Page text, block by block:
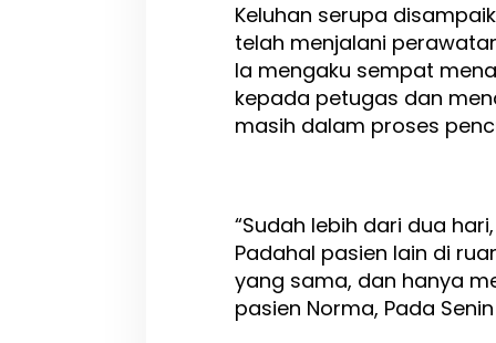
Keluhan serupa
telah menjalani
Ia mengaku sempat
kepada petugas dan
masih dalam proses
“Sudah lebih dari dua
Padahal pasien lain di
yang sama, dan hanya
pasien Norma, Pada